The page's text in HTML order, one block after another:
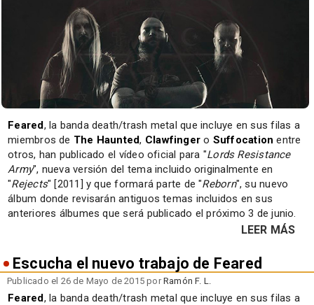
Feared, la banda death/trash metal que incluye en sus filas a
miembros de The Haunted, Clawfinger o Suffocation entre
otros, han publicado el vídeo oficial para "Lords Resistance
Army", nueva versión del tema incluido originalmente en
"Rejects" [2011] y que formará parte de "Reborn", su nuevo
álbum donde revisarán antiguos temas incluidos en sus
anteriores álbumes que será publicado el próximo 3 de junio.
LEER MÁS
Escucha el nuevo trabajo de Feared
Publicado el 26 de Mayo de 2015 porRamón F. L.
Feared, la banda death/trash metal que incluye en sus filas a